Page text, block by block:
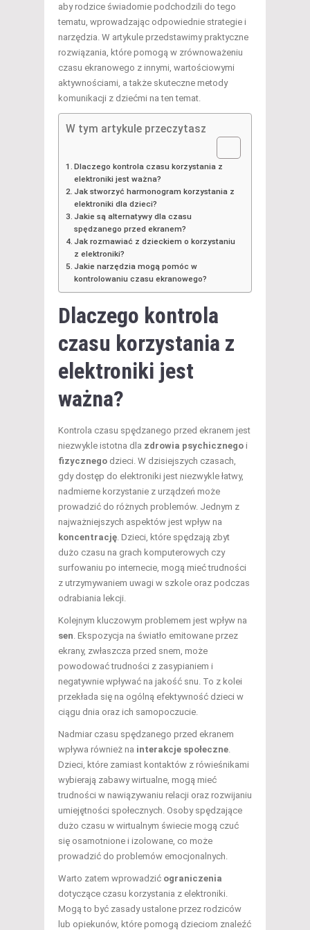
aby rodzice świadomie podchodzili do tego
tematu, wprowadzając odpowiednie strategie i
narzędzia. W artykule przedstawimy praktyczne
rozwiązania, które pomogą w zrównoważeniu
czasu ekranowego z innymi, wartościowymi
aktywnościami, a także skuteczne metody
komunikacji z dziećmi na ten temat.
W tym artykule przeczytasz
Dlaczego kontrola czasu korzystania z
elektroniki jest ważna?
Jak stworzyć harmonogram korzystania z
elektroniki dla dzieci?
Jakie są alternatywy dla czasu
spędzanego przed ekranem?
Jak rozmawiać z dzieckiem o korzystaniu
z elektroniki?
Jakie narzędzia mogą pomóc w
kontrolowaniu czasu ekranowego?
Dlaczego kontrola
czasu korzystania z
elektroniki jest
ważna?
Kontrola czasu spędzanego przed ekranem jest
niezwykle istotna dla zdrowia psychicznego i
fizycznego dzieci. W dzisiejszych czasach,
gdy dostęp do elektroniki jest niezwykle łatwy,
nadmierne korzystanie z urządzeń może
prowadzić do różnych problemów. Jednym z
najważniejszych aspektów jest wpływ na
koncentrację . Dzieci, które spędzają zbyt
dużo czasu na grach komputerowych czy
surfowaniu po internecie, mogą mieć trudności
z utrzymywaniem uwagi w szkole oraz podczas
odrabiania lekcji.
Kolejnym kluczowym problemem jest wpływ na
sen . Ekspozycja na światło emitowane przez
ekrany, zwłaszcza przed snem, może
powodować trudności z zasypianiem i
negatywnie wpływać na jakość snu. To z kolei
przekłada się na ogólną efektywność dzieci w
ciągu dnia oraz ich samopoczucie.
Nadmiar czasu spędzanego przed ekranem
wpływa również na interakcje społeczne
Dzieci, które zamiast kontaktów z rówieśnikami
wybierają zabawy wirtualne, mogą mieć
trudności w nawiązywaniu relacji oraz rozwijaniu
umiejętności społecznych. Osoby spędzające
dużo czasu w wirtualnym świecie mogą czuć
się osamotnione i izolowane, co może
prowadzić do problemów emocjonalnych.
Warto zatem wprowadzić ograniczenia
dotyczące czasu korzystania z elektroniki.
Mogą to być zasady ustalone przez rodziców
lub opiekunów, które pomogą dzieciom znaleźć